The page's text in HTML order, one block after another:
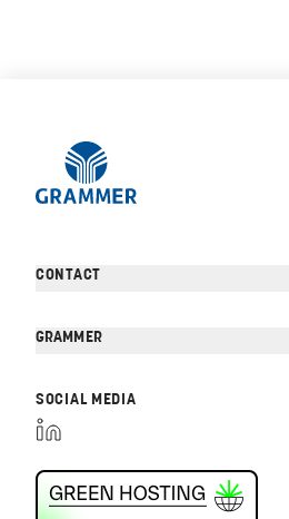
CONTACT
GRAMMER
SOCIAL MEDIA